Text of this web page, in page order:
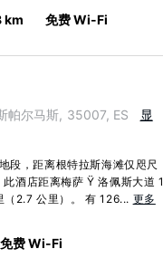
km 免费 Wi-Fi
帕尔马斯, 35007, ES
显
段，距离根特拉斯海滩仅咫尺
酒店距离梅萨 Ÿ 洛佩斯大道 1
（2.7 公里）。 有 126... 更多
免费 Wi-Fi